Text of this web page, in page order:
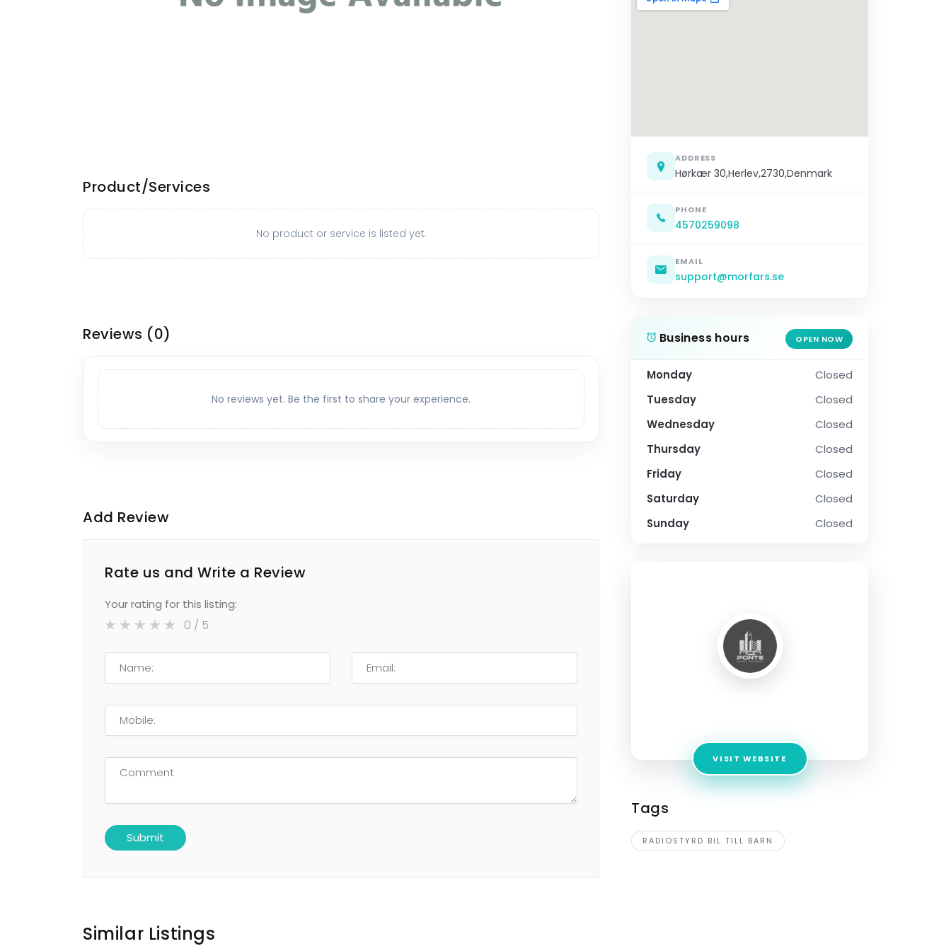
Product/Services
No product or service is listed yet.
Reviews (0)
No reviews yet. Be the first to share your experience.
Add Review
Rate us and Write a Review
Your rating for this listing:
0 / 5
Similar Listings
ADDRESS
Hørkær 30,Herlev,2730,Denmark
PHONE
4570259098
EMAIL
support@morfars.se
Business hours OPEN NOW
Monday
Closed
Tuesday
Closed
Wednesday
Closed
Thursday
Closed
Friday
Closed
Saturday
Closed
Sunday
Closed
VISIT WEBSITE
Tags
RADIOSTYRD BIL TILL BARN